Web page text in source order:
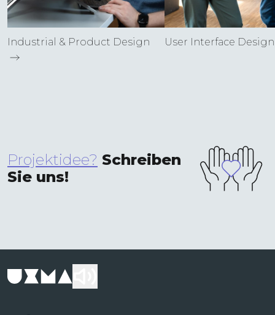
Industrial & Product Design User Interface
Projektidee? Schreiben
Sie uns!